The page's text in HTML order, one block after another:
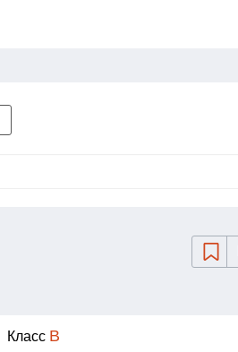
Класс B